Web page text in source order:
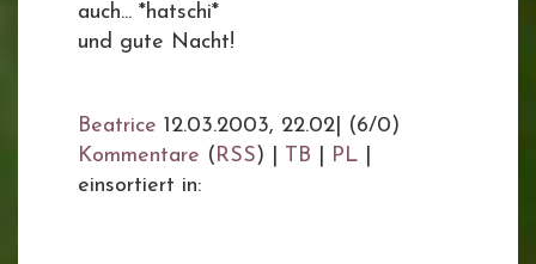
auch... *hatschi*
und gute Nacht!
Beatrice 12.03.2003, 22.02
(6/0)
Kommentare (RSS) | TB PL
einsortiert in: